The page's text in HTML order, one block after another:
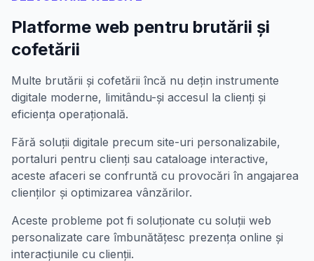
Platforme web pentru brutării și
cofetării
Multe brutării și cofetării încă nu dețin instrumente
digitale moderne, limitându-și accesul la clienți și
eficiența operațională.
Fără soluții digitale precum site-uri personalizabile,
portaluri pentru clienți sau cataloage interactive,
aceste afaceri se confruntă cu provocări în angajarea
clienților și optimizarea vânzărilor.
Aceste probleme pot fi soluționate cu soluții web
personalizate care îmbunătățesc prezența online și
interacțiunile cu clienții.